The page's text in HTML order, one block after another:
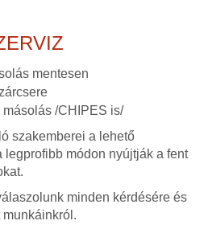
mentesen
/CHIPES is/
szakemberei a lehető
legprofibb módon nyújtják a fent
minden kérdésére és